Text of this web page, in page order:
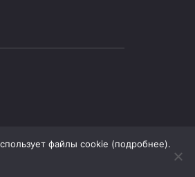
файлы cookie (подробнее).